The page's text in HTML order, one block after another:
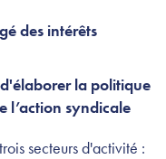
des intérêts
la politique
l’action syndicale
secteurs d'activité :